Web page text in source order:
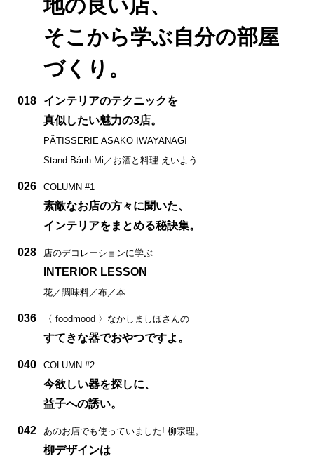
地の良い店、
そこから学ぶ自分の部屋
づくり。
018
インテリアのテクニックを
真似したい魅力の3店。
PÂTISSERIE ASAKO IWAYANAGI
Stand Bánh Mi／お酒と料理 えいよう
026 COLUMN #1
素敵なお店の方々に聞いた、
インテリアをまとめる秘訣集。
028 店のデコレーションに学ぶ
INTERIOR LESSON
花／調味料／布／本
036 〈 foodmood 〉なかしましほさんの
すてきな器でおやつですよ。
040 COLUMN #2
今欲しい器を探しに、
益子への誘い。
042 あのお店でも使っていました! 柳宗理。
柳デザインは